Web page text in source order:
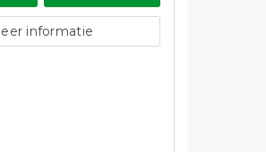
informatie